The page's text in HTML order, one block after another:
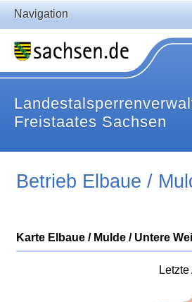
Navigation
Freistaates Sachsen
Betrieb Elbaue /
Karte Elbaue / Mulde / Untere